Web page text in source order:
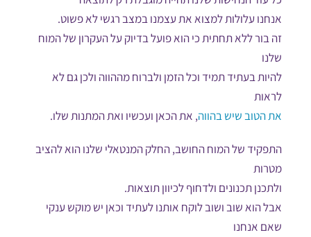
אנחנו עלולות למצוא את עצמנו במצב רגשי לא פשוט.
זה בור ללא תחתית כי הוא פועל בדיוק על העקרון של המוח
שלנו
להיות בעתיד תמיד וכל הזמן ולברוח מההווה ולכן גם לא
לראות
את הטוב שיש בהווה, את הכאן ועכשיו ואת המתנות שלו.
התפקיד של המוח החושב, החלק המנטאלי שלנו הוא להציב
מטרות
ולתכנן תכנונים ולדחוף לכיוון תוצאות.
אבל הוא שוב ושוב לוקח אותנו לעתיד וכאן יש מוקש ענקי
שאם אנחנו